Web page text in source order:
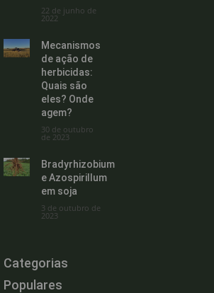
22 de junho de
2022
Mecanismos
de ação de
herbicidas:
Quais são
eles? Onde
agem?
30 de outubro
de 2023
Bradyrhizobium
e Azospirillum
em soja
3 de outubro de
2023
Categorias
Populares